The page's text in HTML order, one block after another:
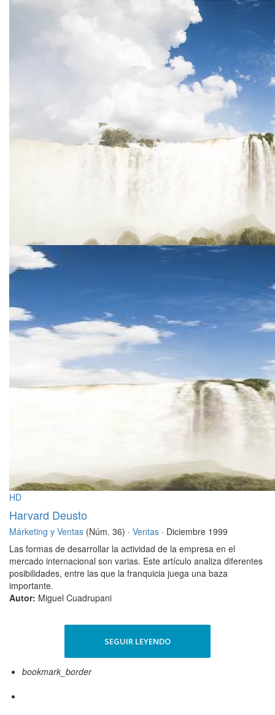
HD
Harvard Deusto
Márketing y Ventas (Núm. 36) · Ventas · Diciembre 1999
Las formas de desarrollar la actividad de la empresa en el
mercado internacional son varias. Este artículo analiza diferentes
posibilidades, entre las que la franquicia juega una baza
importante.
Autor: Miguel Cuadrupani
SEGUIR LEYENDO
bookmark_border